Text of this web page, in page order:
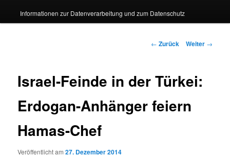
Informationen zur Datenverarbeitung und zum Datenschutz
Beitragsnavigation
← Zurück Weiter →
Israel-Feinde in der Türkei:
Erdogan-Anhänger feiern
Hamas-Chef
Veröffentlicht am27. Dezember 2014